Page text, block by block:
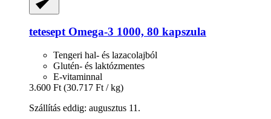
teteseptOmega-​3 1000, 80 kapszula
Tengeri hal- és lazacolajból
Glutén- és laktózmentes
E-vitaminnal
3.600 Ft (30.717 Ft / kg)
Szállítás eddig: augusztus 11.